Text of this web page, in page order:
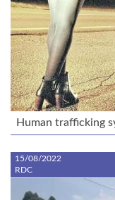
Human trafficking
15/08/2022
RDC